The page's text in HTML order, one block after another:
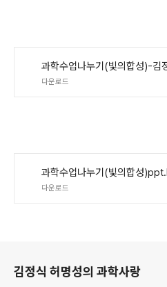
다운로드
과학수업나누기(빛의합성
다운로드
김정식 허명성의 과학사랑